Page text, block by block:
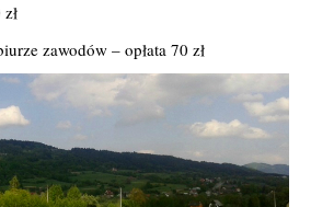
zawodów – opłata 70 zł